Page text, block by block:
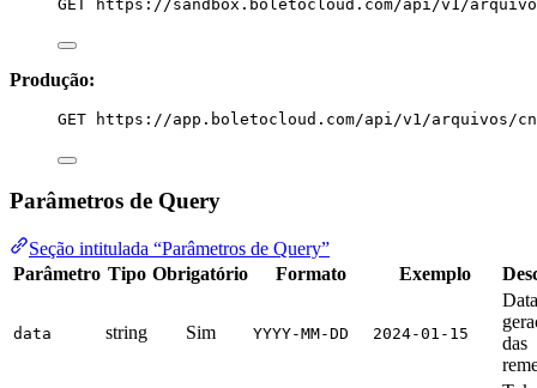
GET https://sandbox.boletocloud.com/api/v1/
Produção:
GET https://app.boletocloud.com/api/v1/arquivos/
Parâmetros de Query
Seção intitulada “Parâmetros de Query”
Parâmetro Tipo Obrigatório Formato Exemplo
data string Sim YYYY-MM-DD 2024-01-15
das